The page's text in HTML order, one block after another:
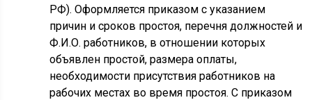
РФ). Оформляется приказом с указанием
причин и сроков простоя, перечня должностей и
Ф.И.О. работников, в отношении которых
объявлен простой, размера оплаты,
необходимости присутствия работников на
рабочих местах во время простоя. С приказом